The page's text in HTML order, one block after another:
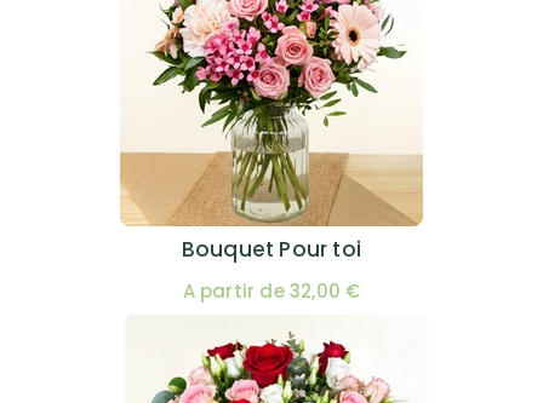
Bouquet Pour toi
A partir de 32,00 €